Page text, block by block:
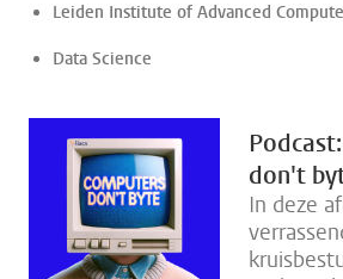
Leiden Institute of Advanced
Data Science
don't
In deze